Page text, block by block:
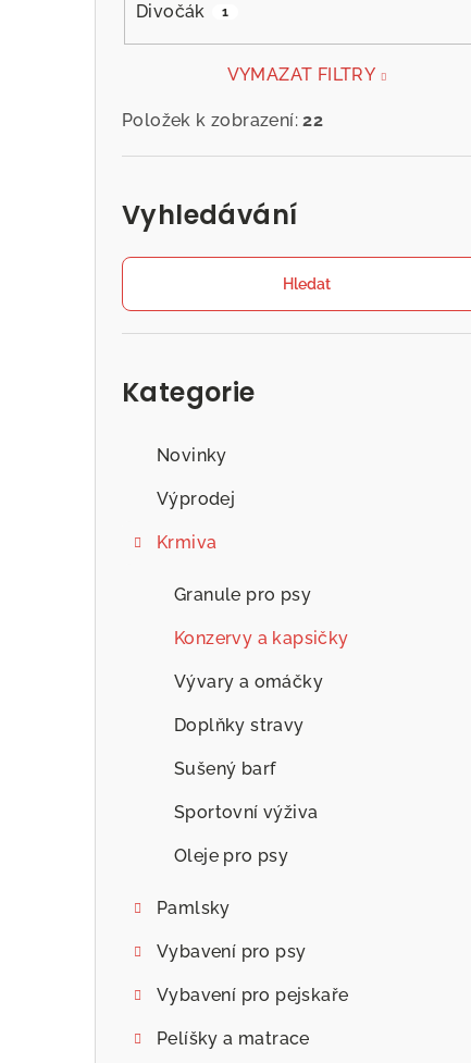
Divočák 1
VYMAZAT FILTRY
Položek k zobrazení:22
Vyhledávání
Hledat
Kategorie
Novinky
Výprodej
Krmiva
Granule pro psy
Konzervy a kapsičky
Vývary a omáčky
Doplňky stravy
Sušený barf
Sportovní výživa
Oleje pro psy
Pamlsky
Vybavení pro psy
Vybavení pro pejskaře
Pelíšky a matrace